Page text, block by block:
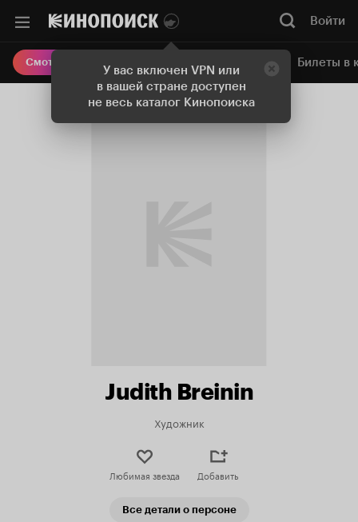
У вас включен VPN или
в вашей стране доступен
не весь каталог Кинопоиска
Войти
Смотреть кино Онлайн-кинотеатр Билеты в
Judith Breinin
Художник
Любимая звезда Добавить
Все детали о персоне